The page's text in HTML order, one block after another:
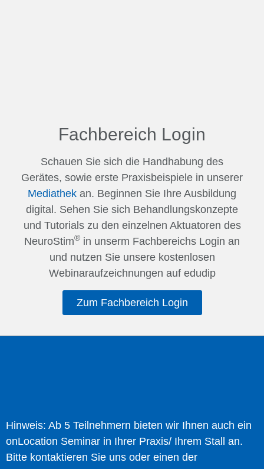
Fachbereich Login
Schauen Sie sich die Handhabung des
Gerätes, sowie erste Praxisbeispiele in unserer
Mediathek an. Beginnen Sie Ihre Ausbildung
digital. Sehen Sie sich Behandlungskonzepte
und Tutorials zu den einzelnen Aktuatoren des
NeuroStim® in unserm Fachbereichs Login an
und nutzen Sie unsere kostenlosen
Webinaraufzeichnungen auf edudip
Zum Fachbereich Login
Hinweis: Ab 5 Teilnehmern bieten wir Ihnen auch ein
onLocation Seminar in Ihrer Praxis/ Ihrem Stall an.
Bitte kontaktieren Sie uns oder einen der